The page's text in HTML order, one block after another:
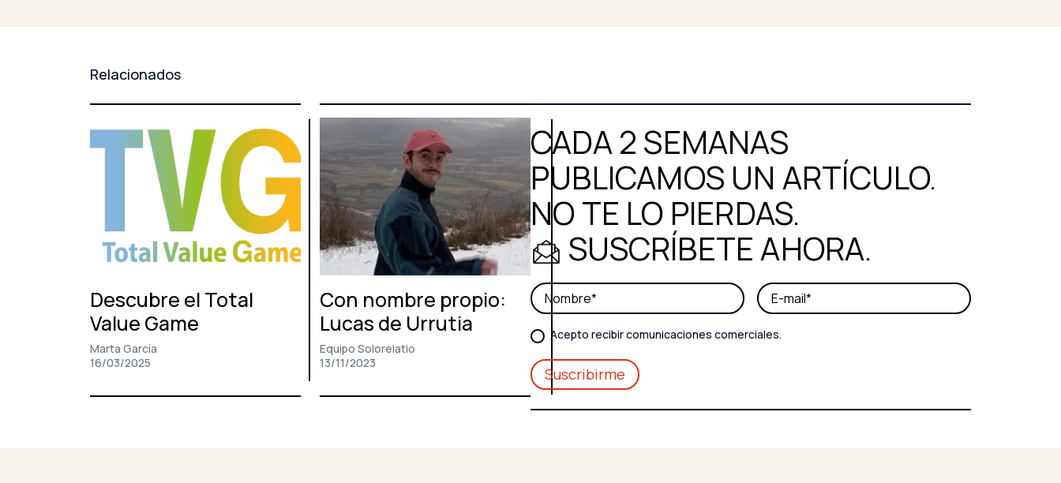
Relacionados
Descubre el Total
Value Game
Marta García
16/03/2025
Con nombre propio:
Lucas de Urrutia
Equipo Solorelatio
13/11/2023
CADA 2 SEMANAS
PUBLICAMOS UN ARTÍCULO.
NO TE LO PIERDAS.
SUSCRÍBETE AHORA.
Acepto recibir comunicaciones comerciales.